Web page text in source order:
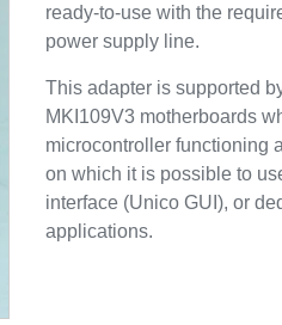
ready-to-use with the
power supply line.
This adapter is supported
MKI109V3 motherboards
microcontroller functioning
on which it is possible to
interface (Unico GUI), or
applications.